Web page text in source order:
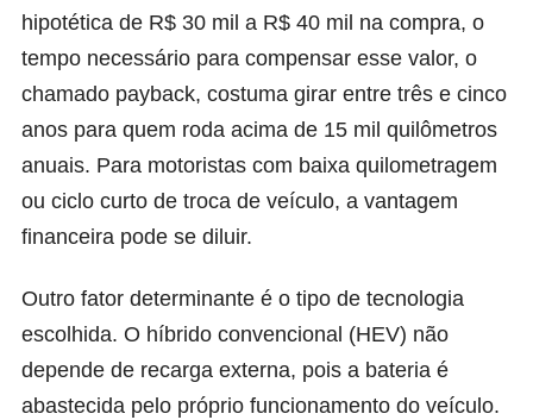
hipotética de R$ 30 mil a R$ 40 mil na compra, o
tempo necessário para compensar esse valor, o
chamado payback, costuma girar entre três e cinco
anos para quem roda acima de 15 mil quilômetros
anuais. Para motoristas com baixa quilometragem
ou ciclo curto de troca de veículo, a vantagem
financeira pode se diluir.
Outro fator determinante é o tipo de tecnologia
escolhida. O híbrido convencional (HEV) não
depende de recarga externa, pois a bateria é
abastecida pelo próprio funcionamento do veículo.